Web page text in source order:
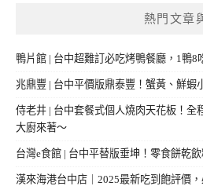
熱門文章
鴨片館 | 台中超難訂必吃烤鴨餐廳，1鴨8
兆鼎豐 | 台中平價版鼎泰豐！蟹黃、鮮蝦
侍老井 | 台中套餐式個人燒肉天花板！全
大廚來著～
台灣e食館 | 台中平替版垂坤！零食餅乾
漢來海港台中店｜2025最新吃到飽評價